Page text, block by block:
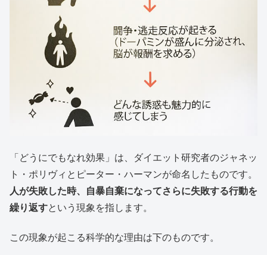
「どうにでもなれ効果」は、ダイエット研究者のジャネッ
ト・ポリヴィとピーター・ハーマンが命名したものです。
人が失敗した時、自暴自棄になってさらに失敗する行動を
繰り返すという現象を指します。
この現象が起こる科学的な理由は下のものです。